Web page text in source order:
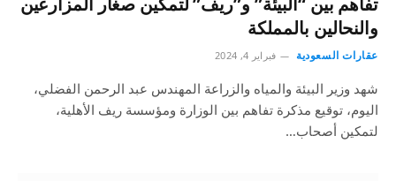
والنحالين بالمملكة
عقارات السعودية فبراير 4, 2024
شهد وزير البيئة والمياه والزراعة المهندس عبد الرحمن الفضلي،
اليوم، توقيع مذكرة تفاهم بين الوزارة ومؤسسة ريف الأهلية،
لتمكين أصحاب…